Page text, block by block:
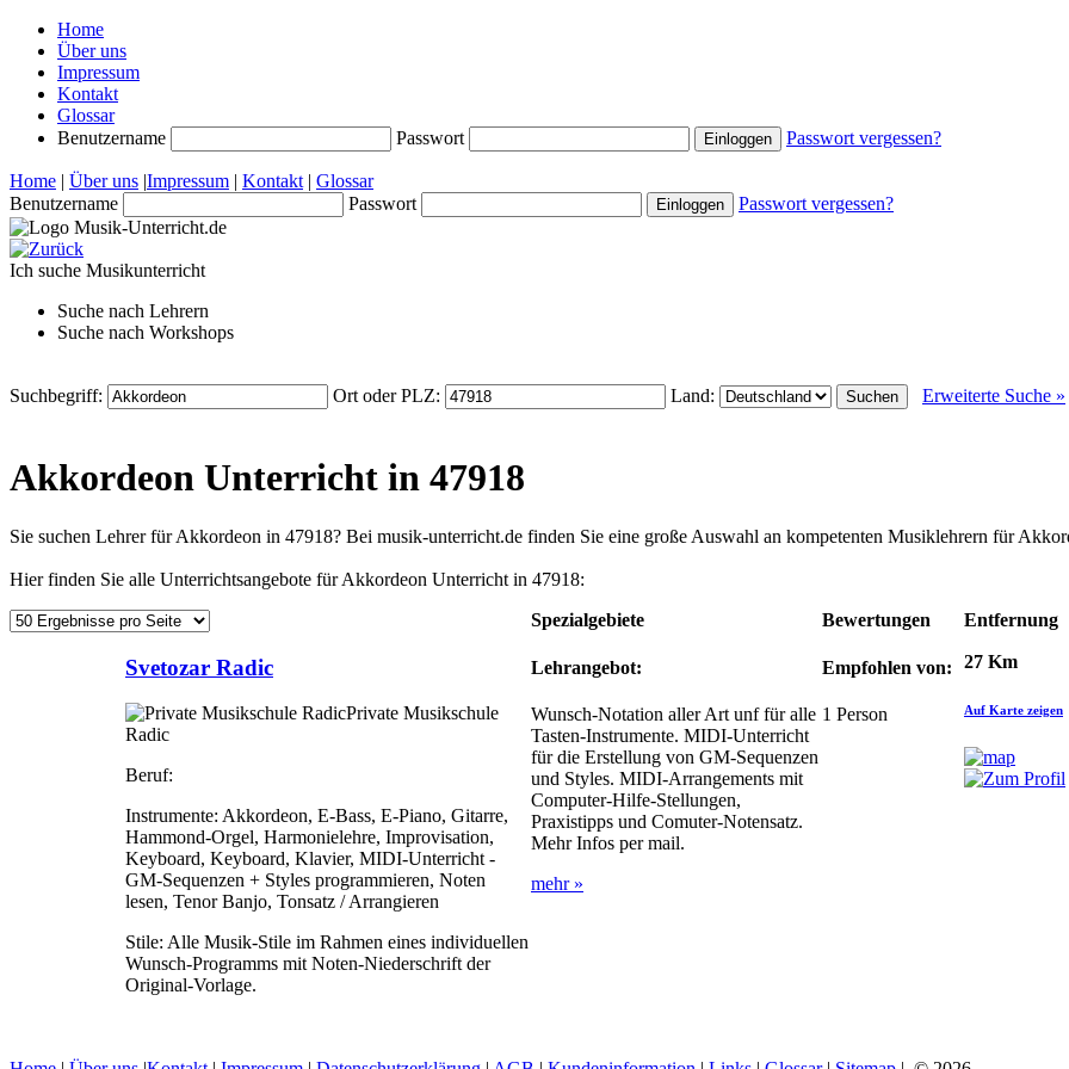
Home
Über uns
Impressum
Kontakt
Glossar
Benutzername
Passwort Passwort vergessen?
Home | Über uns |Impressum | Kontakt | Glossar
Benutzername
Passwort Passwort vergessen?
Ich suche Musikunterricht
Suche nach Lehrern
Suche nach Workshops
Suchbegriff: Ort oder PLZ: Land: Erweiterte Suche »
Akkordeon Unterricht in 47918
Sie suchen Lehrer für Akkordeon in 47918? Bei musik-unterricht.de finden Sie eine große Auswahl an kompetenten Musiklehrern für
Hier finden Sie alle Unterrichtsangebote für Akkordeon Unterricht in 47918:
Spezialgebiete
Bewertungen Entfernung
Svetozar Radic
Private Musikschule
Radic
Beruf:
Instrumente: Akkordeon, E-Bass, E-Piano, Gitarre,
Hammond-Orgel, Harmonielehre, Improvisation,
Keyboard, Keyboard, Klavier, MIDI-Unterricht -
GM-Sequenzen + Styles programmieren, Noten
lesen, Tenor Banjo, Tonsatz / Arrangieren
Stile: Alle Musik-Stile im Rahmen eines individuellen
Wunsch-Programms mit Noten-Niederschrift der
Original-Vorlage.
Lehrangebot:
Wunsch-Notation aller Art unf für alle
Tasten-Instrumente. MIDI-Unterricht
für die Erstellung von GM-Sequenzen
und Styles. MIDI-Arrangements mit
Computer-Hilfe-Stellungen,
Praxistipps und Comuter-Notensatz.
Mehr Infos per mail.
mehr »
Empfohlen von:
1 Person
27 Km
Auf Karte zeigen